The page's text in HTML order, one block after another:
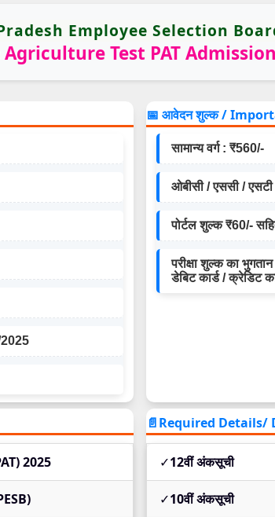
Employee Selection
Agriculture Test PAT
📅 आवेदन शुल्क /
सामान्य वर्ग : ₹560/-
ओबीसी / एससी /
पोर्टल शुल्क ₹60/-
परीक्षा शुल्क का
डेबिट कार्ड / क्रेडिट
2025
📄Required Details/
✓12वीं अंकसूची
✓10वीं अंकसूची